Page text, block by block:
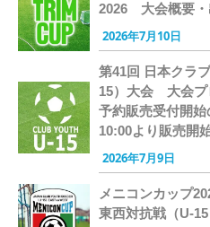
2026 大会概要・
2026年7月10日
第41回 日本クラ
15）大会 大会プ
予約販売受付開始
10:00より販売開始
2026年7月9日
メニコンカップ
東西対抗戦（U-